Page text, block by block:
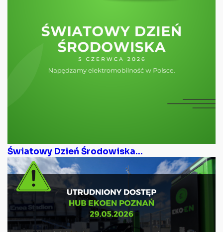
Światowy Dzień Środowiska...